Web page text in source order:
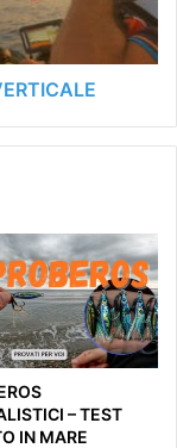
– TEST
IN MARE